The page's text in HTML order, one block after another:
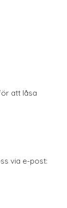
att låsa
via e-post: